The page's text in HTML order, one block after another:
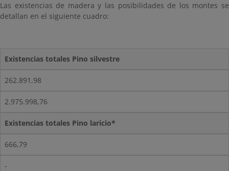
Las existencias de madera y las posibilidades de los montes se
detallan en el siguiente cuadro:
Existencias totales Pino silvestre
262.891,98
2.975.998,76
Existencias totales Pino laricio*
666,79
-